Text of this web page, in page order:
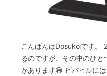
こんばんはDosukoiです。
るのですが、その中のひ
があります😅 ビバヒルに